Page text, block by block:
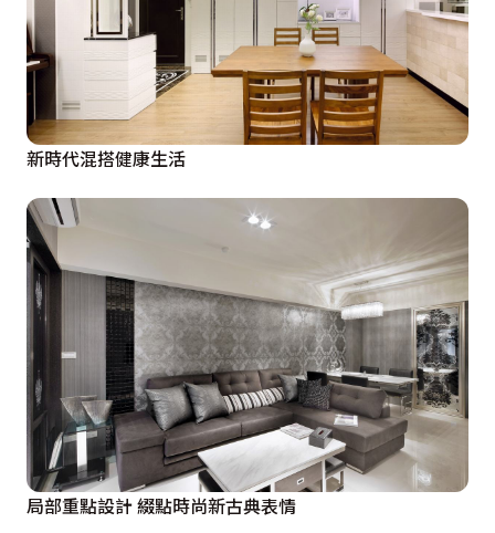
新時代混搭健康生活
局部重點設計 綴點時尚新古典表情